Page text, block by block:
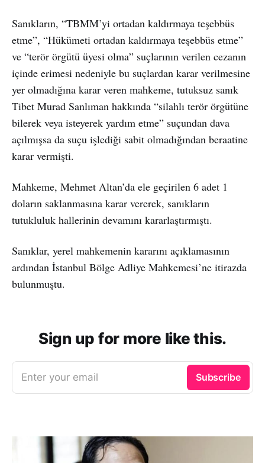
Sanıkların, “TBMM’yi ortadan kaldırmaya teşebbüs
etme”, “Hükümeti ortadan kaldırmaya teşebbüs etme”
ve “terör örgütü üyesi olma” suçlarının verilen cezanın
içinde erimesi nedeniyle bu suçlardan karar verilmesine
yer olmadığına karar veren mahkeme, tutuksuz sanık
Tibet Murad Sanlıman hakkında “silahlı terör örgütüne
bilerek veya isteyerek yardım etme” suçundan dava
açılmışsa da suçu işlediği sabit olmadığından beraatine
karar vermişti.
Mahkeme, Mehmet Altan’da ele geçirilen 6 adet 1
doların saklanmasına karar vererek, sanıkların
tutukluluk hallerinin devamını kararlaştırmıştı.
Sanıklar, yerel mahkemenin kararını açıklamasının
ardından İstanbul Bölge Adliye Mahkemesi’ne itirazda
bulunmuştu.
Sign up for more like this.
Enter your email Subscribe